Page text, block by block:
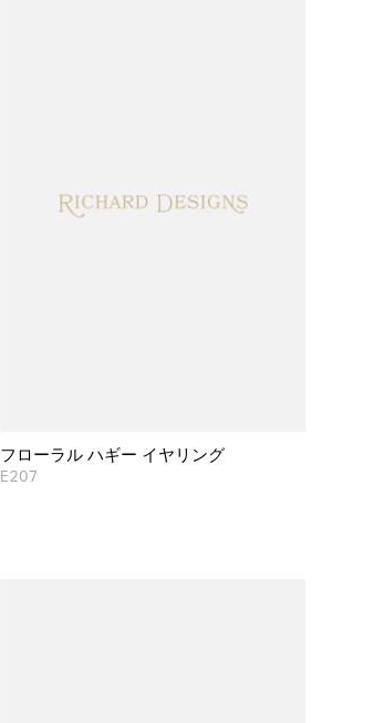
フローラル ハギー イヤリング
E207